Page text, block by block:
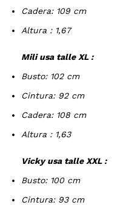
Cadera: 109 cm
Altura : 1,67
Mili usa talle XL :
Busto: 102 cm
Cintura: 92 cm
Cadera: 108 cm
Altura : 1,63
Vicky usa talle XXL :
Busto: 100 cm
Cintura: 93 cm